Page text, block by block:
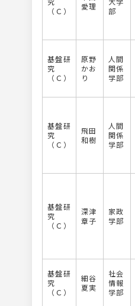
（Ｃ）
愛理
部
基盤研
究
（Ｃ）
原野
かお
り
人間
関係
学部
基盤研
究
（Ｃ）
飛田
和樹
人間
関係
学部
基盤研
究
（Ｃ）
深津
章子
家政
学部
基盤研
究
（Ｃ）
細谷
夏実
社会
情報
学部